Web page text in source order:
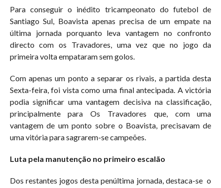
Para conseguir o inédito tricampeonato do futebol de
Santiago Sul, Boavista apenas precisa de um empate na
última jornada porquanto leva vantagem no confronto
directo com os Travadores, uma vez que no jogo da
primeira volta empataram sem golos.
Com apenas um ponto a separar os rivais, a partida desta
Sexta-feira, foi vista como uma final antecipada. A victória
podia significar uma vantagem decisiva na classificação,
principalmente para Os Travadores que, com uma
vantagem de um ponto sobre o Boavista, precisavam de
uma vitória para sagrarem-se campeões.
Luta pela manutenção no primeiro escalão
Dos restantes jogos desta penúltima jornada, destaca-se o